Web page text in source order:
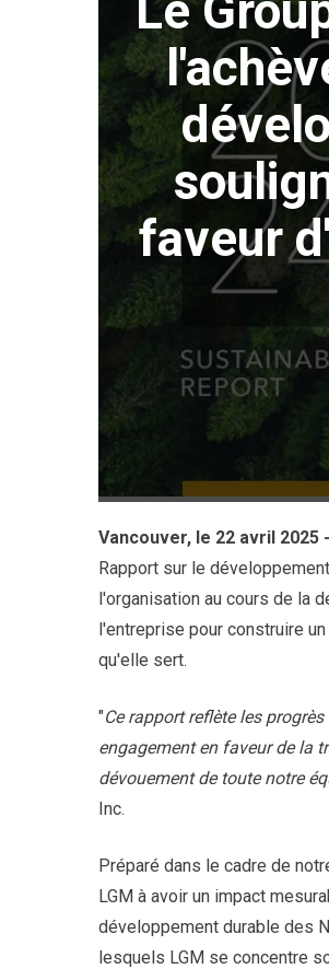
faveur
Vancouver, le 22 avril 2025 -
Rapport sur le
l'organisation au cours de la
l'entreprise pour construire
qu'elle sert.
"Ce rapport reflète les
engagement en faveur de la
dévouement de toute notre
Inc.
Préparé dans le cadre de
LGM à avoir un impact
développement durable des
lesquels LGM se concentre